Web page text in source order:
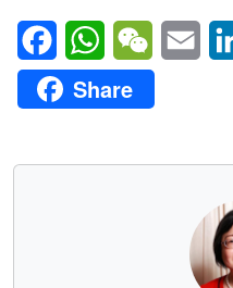
FacebookWhatsAppWeChatEmail
Share